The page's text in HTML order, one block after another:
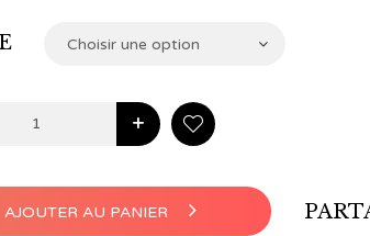
Choisir une option
+
AJOUTER AU PANIER